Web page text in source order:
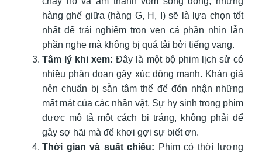
hàng ghế giữa (hàng G, H, I) sẽ là lựa chọn tốt
nhất để trải nghiệm trọn vẹn cả phần nhìn lẫn
phần nghe mà không bị quá tải bởi tiếng vang.
Tâm lý khi xem: Đây là một bộ phim lịch sử có
nhiều phân đoạn gây xúc động mạnh. Khán giả
nên chuẩn bị sẵn tâm thế để đón nhận những
mất mát của các nhân vật. Sự hy sinh trong phim
được mô tả một cách bi tráng, không phải để
gây sợ hãi mà để khơi gợi sự biết ơn.
Thời gian và suất chiếu: Phim có thời lượng